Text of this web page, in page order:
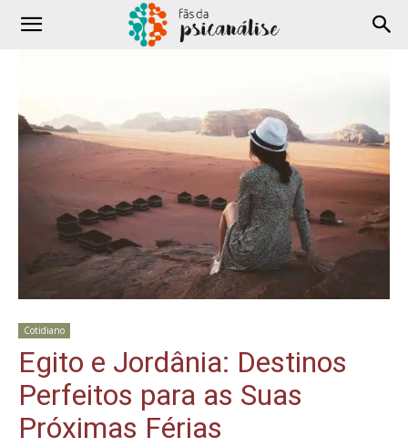
Cotidiano
Egito e Jordânia: Destinos
Perfeitos para as Suas
Próximas Férias